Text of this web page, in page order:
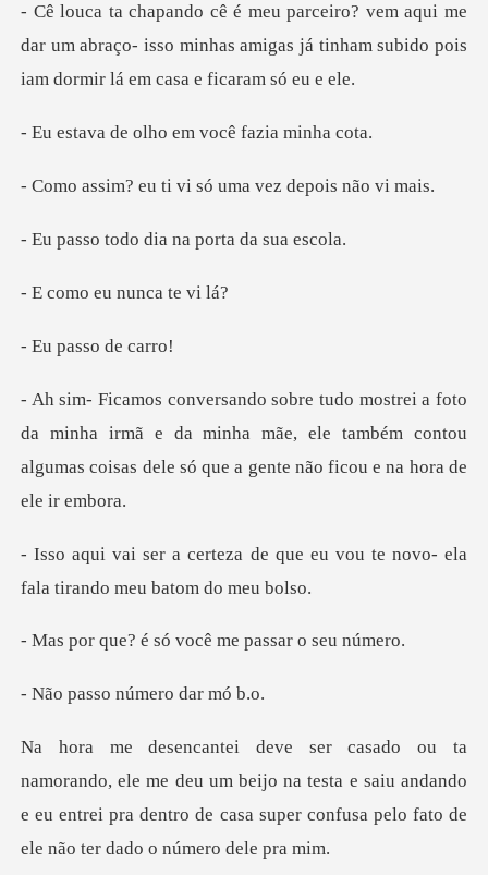
me
dar um abraço- isso minhas amigas já tinham subi
olho em você fa
ti vi só uma vez
o dia na porta
eu nunca
asso d
minha irmã e da minha mãe, ele também contou
algumas cois
e que eu vou te novo- ela
fala
só você me pass
o número d
u um beijo na testa e saiu andando
e eu entrei pra dentro de casa